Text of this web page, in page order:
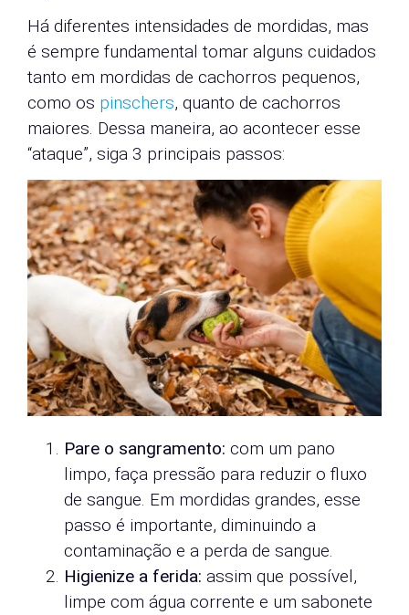
Há diferentes intensidades de mordidas, mas
é sempre fundamental tomar alguns cuidados
tanto em mordidas de cachorros pequenos,
como os pinschers, quanto de cachorros
maiores. Dessa maneira, ao acontecer esse
“ataque”, siga 3 principais passos:
Pare o sangramento: com um pano
limpo, faça pressão para reduzir o fluxo
de sangue. Em mordidas grandes, esse
passo é importante, diminuindo a
contaminação e a perda de sangue.
Higienize a ferida: assim que possível,
limpe com água corrente e um sabonete